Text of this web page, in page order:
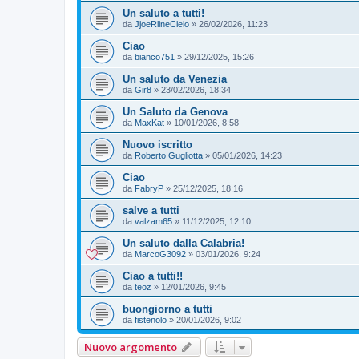
Un saluto a tutti!
da JjoeRlineCielo » 26/02/2026, 11:23
Ciao
da bianco751 » 29/12/2025, 15:26
Un saluto da Venezia
da Gir8 » 23/02/2026, 18:34
Un Saluto da Genova
da MaxKat » 10/01/2026, 8:58
Nuovo iscritto
da Roberto Gugliotta » 05/01/2026, 14:23
Ciao
da FabryP » 25/12/2025, 18:16
salve a tutti
da valzam65 » 11/12/2025, 12:10
Un saluto dalla Calabria!
da MarcoG3092 » 03/01/2026, 9:24
Ciao a tutti!!
da teoz » 12/01/2026, 9:45
buongiorno a tutti
da fistenolo » 20/01/2026, 9:02
Nuovo argomento